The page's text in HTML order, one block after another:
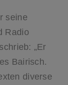
seine
Radio
„Er
Bairisch.
diverse